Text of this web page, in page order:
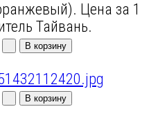
Цена за 1
Тайвань.